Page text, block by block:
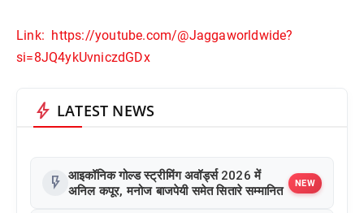
Link: https://youtube.com/@Jaggaworldwide?
si=8JQ4ykUvniczdGDx
bolt LATEST NEWS
flash_on आइकॉनिक गोल्ड स्ट्रीमिंग अवॉर्ड्स 2026 में
अनिल कपूर, मनोज बाजपेयी समेत सितारे सम्मानित
NEW